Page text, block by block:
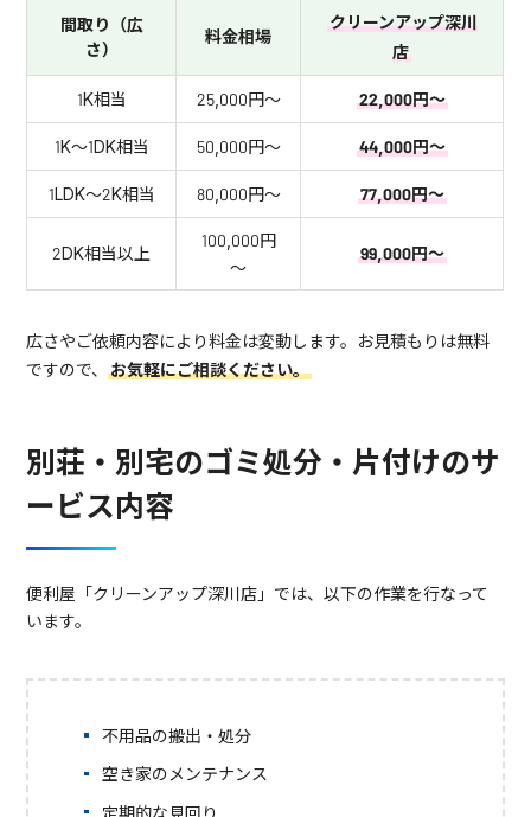
間取り（広
さ）
料金相場
クリーンアップ深川
店
1K相当 25,000円～ 22,000円～
1K～1DK相当 50,000円～ 44,000円～
1LDK～2K相当 80,000円～ 77,000円～
2DK相当以上
100,000円
～
99,000円～
広さやご依頼内容により料金は変動します。お見積もりは無料
ですので、お気軽にご相談ください。
別荘・別宅のゴミ処分・片付けのサ
ービス内容
便利屋「クリーンアップ深川店」では、以下の作業を行なって
います。
不用品の搬出・処分
空き家のメンテナンス
定期的な見回り